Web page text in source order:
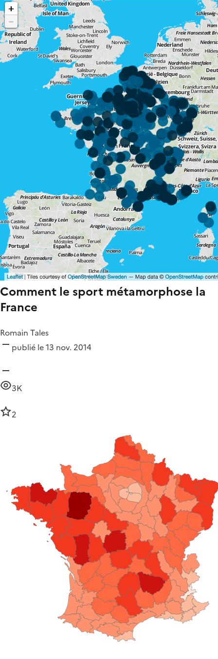
Comment le sport métamorphose la
France
Romain Tales
publié le 13 nov. 2014
3K
2